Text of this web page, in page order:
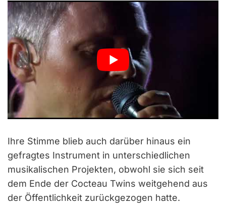
Ihre Stimme blieb auch darüber hinaus ein
gefragtes Instrument in unterschiedlichen
musikalischen Projekten, obwohl sie sich seit
dem Ende der Cocteau Twins weitgehend aus
der Öffentlichkeit zurückgezogen hatte.